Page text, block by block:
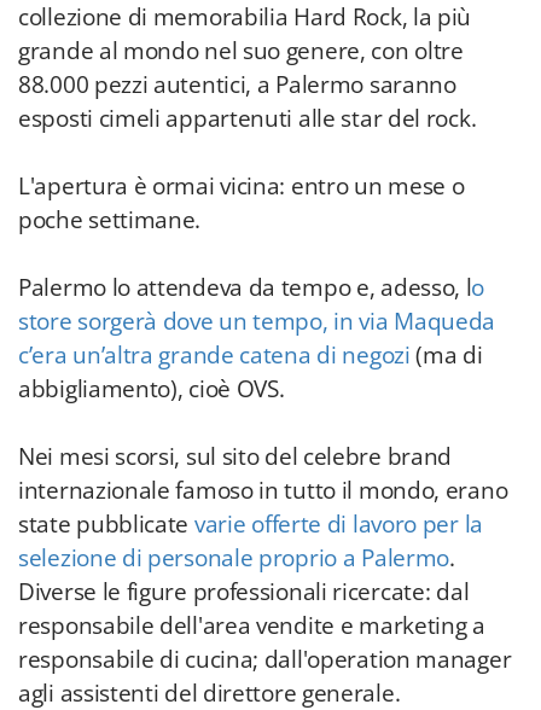
collezione di memorabilia Hard Rock, la più
grande al mondo nel suo genere, con oltre
88.000 pezzi autentici, a Palermo saranno
esposti cimeli appartenuti alle star del rock.
L'apertura è ormai vicina: entro un mese o
poche settimane.
Palermo lo attendeva da tempo e, adesso, lo
store sorgerà dove un tempo, in via Maqueda
c’era un’altra grande catena di negozi(ma di
abbigliamento), cioè OVS.
Nei mesi scorsi, sul sito del celebre brand
internazionale famoso in tutto il mondo, erano
state pubblicate varie offerte di lavoro per la
selezione di personale proprio a Palermo.
Diverse le figure professionali ricercate: dal
responsabile dell'area vendite e marketing a
responsabile di cucina; dall'operation manager
agli assistenti del direttore generale.